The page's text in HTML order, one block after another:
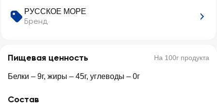
РУССКОЕ МОРЕ
Бренд
Пищевая ценность На 100г продукта
Белки – 9г, жиры – 45г, углеводы – 0г
Состав